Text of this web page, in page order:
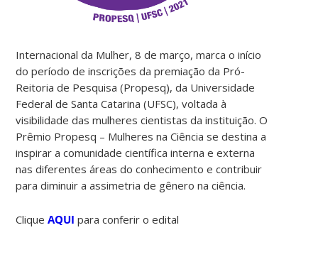
Internacional da Mulher, 8 de março, marca o início
do período de inscrições da premiação da Pró-
Reitoria de Pesquisa (Propesq), da Universidade
Federal de Santa Catarina (UFSC), voltada à
visibilidade das mulheres cientistas da instituição. O
Prêmio Propesq – Mulheres na Ciência se destina a
inspirar a comunidade científica interna e externa
nas diferentes áreas do conhecimento e contribuir
para diminuir a assimetria de gênero na ciência.
CliqueAQUI para conferir o edital